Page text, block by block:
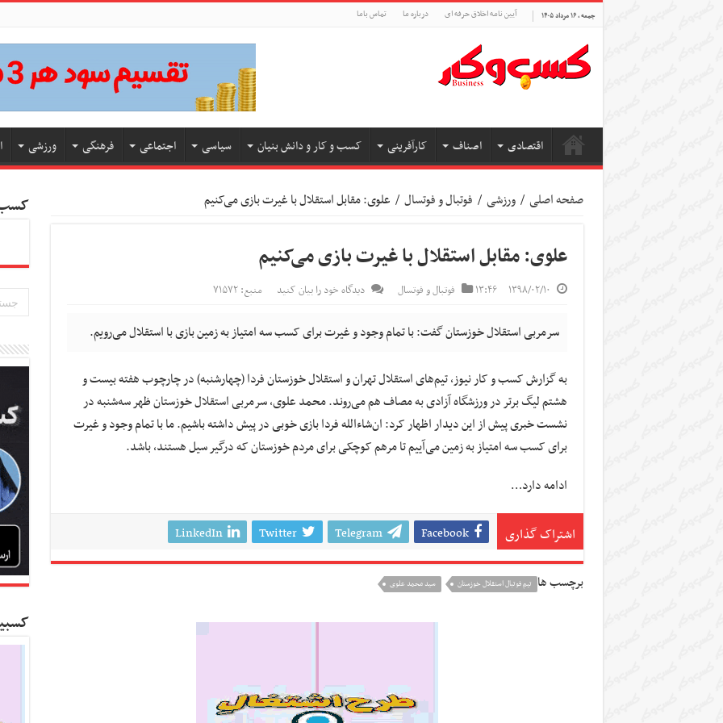
جمعه , ۱۶ مرداد ۱۴۰۵ آیین نامه اخلاق حرفه ای درباره ما تماس باما
اقتصادی اصناف کارآفرینی کسب و کار و دانش بنیان سیاسی اجتماعی فرهنگی ورزشی
صفحه اصلی / ورزشی / فوتبال و فوتسال / علوی: مقابل استقلال با غیرت بازی می‌کنیم
علوی: مقابل استقلال با غیرت بازی می‌کنیم
۱۳۹۸/۰۲/۱۰ ۱۳:۴۶ فوتبال و فوتسال دیدگاه خود را بیان کنید منبع: ۷۱۵۷۲
سرمربی استقلال خوزستان گفت: با تمام وجود و غیرت برای کسب سه امتیاز به زمین بازی با استقلال می‌رویم.
به گزارش کسب و کار نیوز، تیم‌های استقلال تهران و استقلال خوزستان فردا (چهارشنبه) در چارچوب هفته بیست و
هشتم لیگ برتر در ورزشگاه آزادی به مصاف هم می‌روند. محمد علوی، سرمربی استقلال خوزستان ظهر سه‌شنبه در
نشست خبری پیش از این دیدار اظهار کرد: ان‌شاءالله فردا بازی خوبی در پیش داشته باشیم. ما با تمام وجود و غیرت
برای کسب سه امتیاز به زمین می‌آییم تا مرهم کوچکی برای مردم خوزستان که درگیر سیل هستند، باشد.
ادامه دارد…
اشتراک گذاری Facebook
Telegram
Twitter
LinkedIn
برچسب ها تيم فوتبال استقلال خوزستان سید محمد علوی
کسب